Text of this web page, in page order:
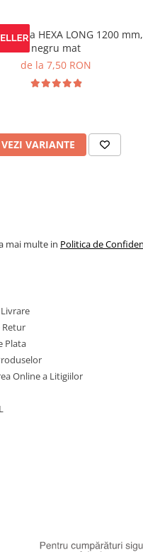
HEXA LONG 1200 mm,
negru mat
de la 7,50 RON
VEZI VARIANTE
mai multe in Politica de
Retur
Plata
Online a Litigiilor